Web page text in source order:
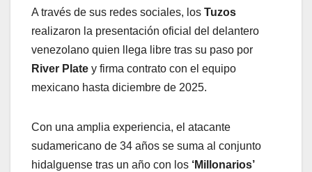
A través de sus redes sociales, los Tuzos
realizaron la presentación oficial del delantero
venezolano quien llega libre tras su paso por
River Plate y firma contrato con el equipo
mexicano hasta diciembre de 2025.
Con una amplia experiencia, el atacante
sudamericano de 34 años se suma al conjunto
hidalguense tras un año con los ‘Millonarios’